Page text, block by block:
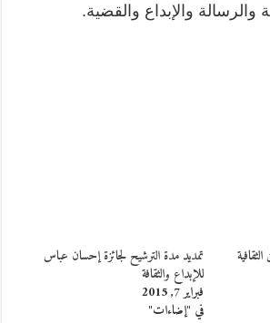
والرسالة والإبداع والقضية.
تمديد مدة الترشيح لجائزة إحسان عباس
للإبداع والثقافة
فبراير 7, 2015
في "إضاءات"